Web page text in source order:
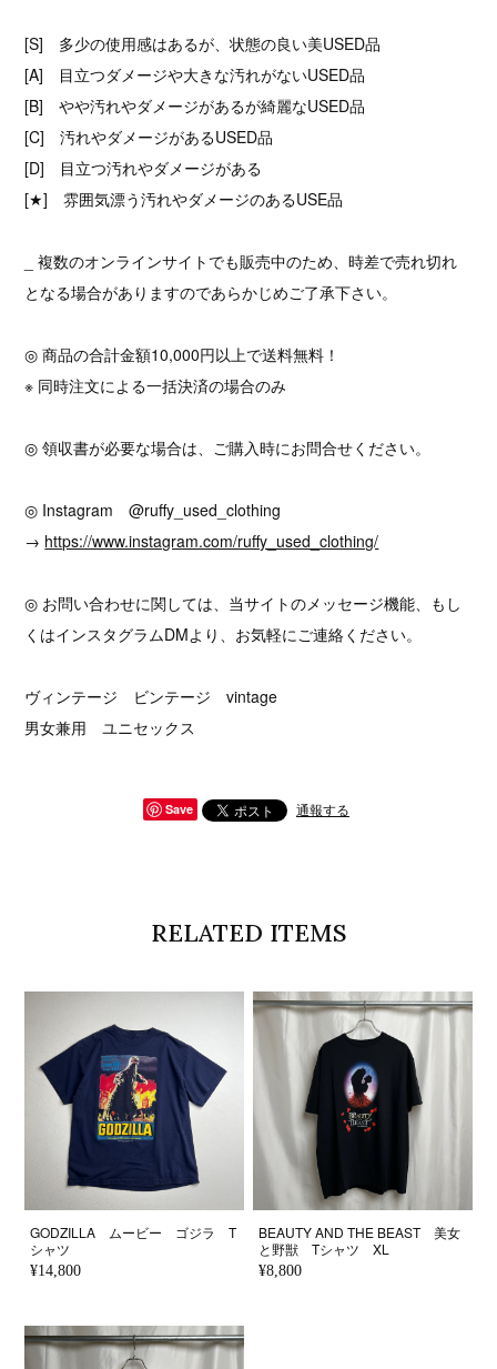
[S] 多少の使用感はあるが、状態の良い美USED品
[A] 目立つダメージや大きな汚れがないUSED品
[B] やや汚れやダメージがあるが綺麗なUSED品
[C] 汚れやダメージがあるUSED品
[D] 目立つ汚れやダメージがある
[★] 雰囲気漂う汚れやダメージのあるUSE品
_ 複数のオンラインサイトでも販売中のため、時差で売れ切れ
となる場合がありますのであらかじめご了承下さい。
◎ 商品の合計金額10,000円以上で送料無料！
※ 同時注文による一括決済の場合のみ
◎ 領収書が必要な場合は、ご購入時にお問合せください。
◎ Instagram @ruffy_used_clothing
→ https://www.instagram.com/ruffy_used_clothing/
◎ お問い合わせに関しては、当サイトのメッセージ機能、もし
くはインスタグラムDMより、お気軽にご連絡ください。
ヴィンテージ ビンテージ vintage
男女兼用 ユニセックス
Save 通報する
RELATED ITEMS
GODZILLA ムービー ゴジラ T
シャツ
¥14,800
BEAUTY AND THE BEAST 美女
と野獣 Tシャツ XL
¥8,800